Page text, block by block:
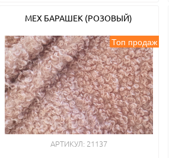
МЕХ БАРАШЕК (РОЗОВЫЙ)
Топ продаж
АРТИКУЛ: 21137